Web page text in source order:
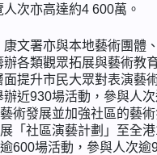
次亦高達約4 600萬。
康文署亦與本地藝術團體
各類觀眾拓展與藝術教
提升市民大眾對表演藝
近930場活動，參與人
術發展並加強社區的藝
「社區演藝計劃」至全港
600場活動，參與人次逾